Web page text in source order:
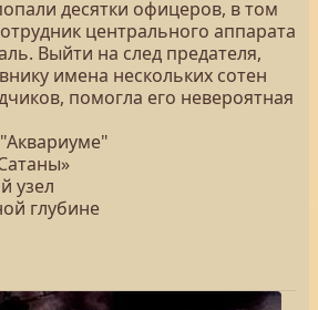
десятки офицеров, в том
центрального аппарата
Выйти на след предателя,
имена нескольких сотен
помогла его невероятная
узел
глубине